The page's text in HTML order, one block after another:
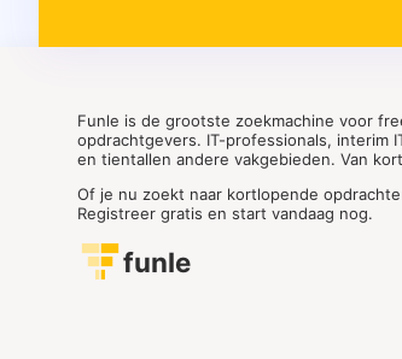
Funle is de grootste zoekmachine voor
opdrachtgevers. IT-professionals, interim
en tientallen andere vakgebieden. Van
Of je nu zoekt naar kortlopende
Registreer gratis en start vandaag nog.
funle